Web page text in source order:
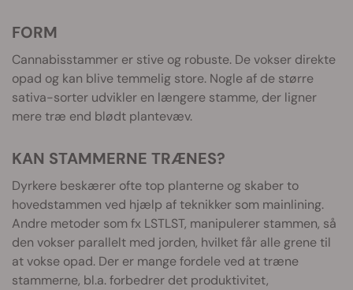
FORM
Cannabisstammer er stive og robuste. De vokser direkte
opad og kan blive temmelig store. Nogle af de større
sativa-sorter udvikler en længere stamme, der ligner
mere træ end blødt plantevæv.
KAN STAMMERNE TRÆNES?
Dyrkere beskærer ofte top planterne og skaber to
hovedstammen ved hjælp af teknikker som mainlining.
Andre metoder som fx LSTLST, manipulerer stammen, så
den vokser parallelt med jorden, hvilket får alle grene til
at vokse opad. Der er mange fordele ved at træne
stammerne, bl.a. forbedrer det produktivitet,